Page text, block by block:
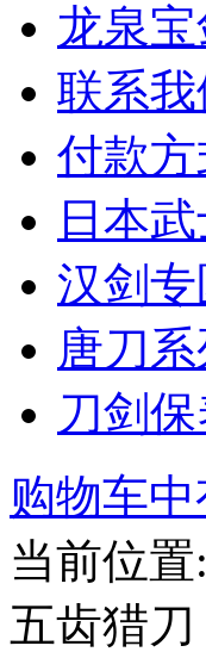
龙泉宝
联系我
付款方
日本
汉剑专
唐刀系
刀剑
购物车
当前位置:
五齿猎刀